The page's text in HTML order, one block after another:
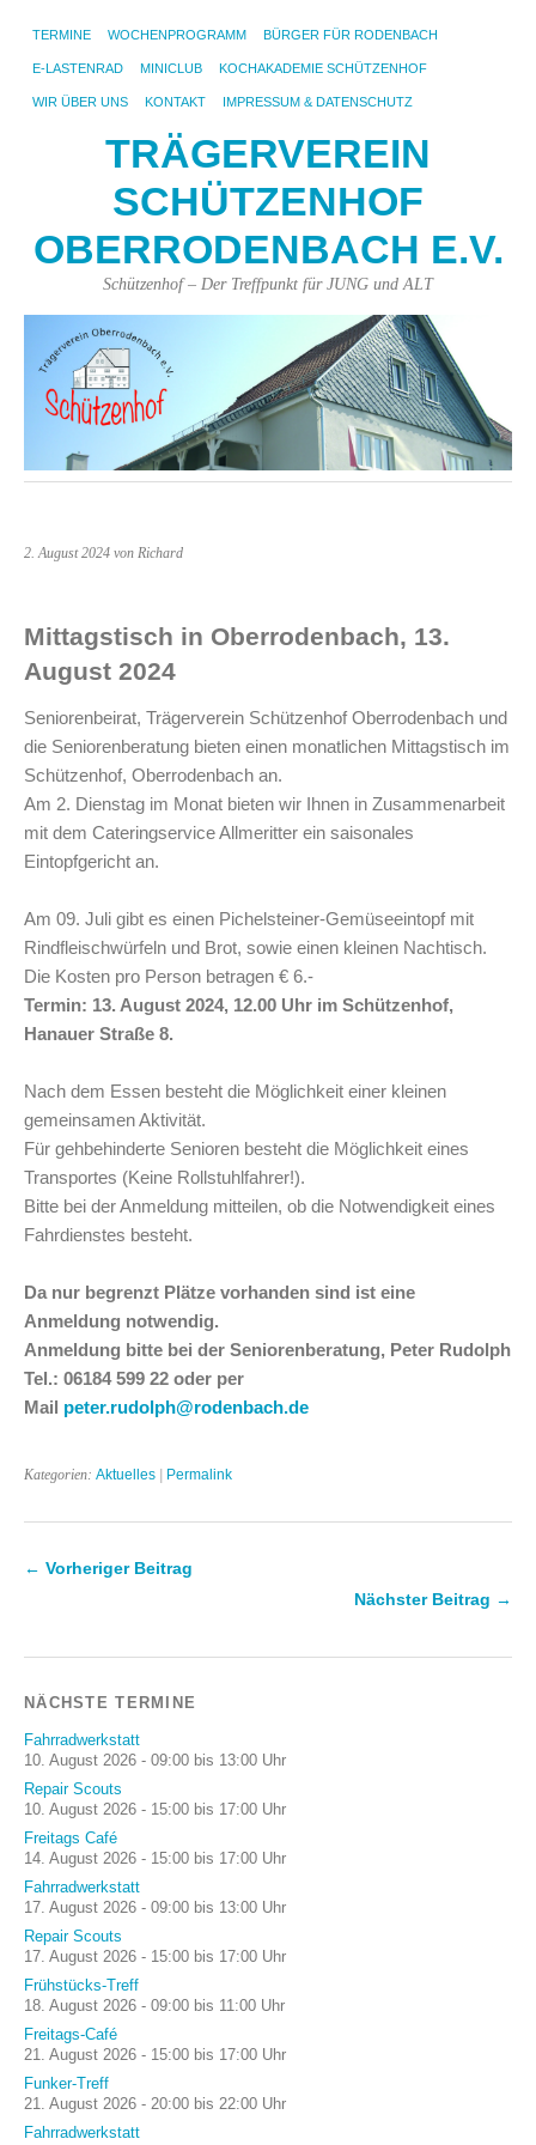
TERMINE WOCHENPROGRAMM BÜRGER FÜR RODENBACH
E-LASTENRAD MINICLUB KOCHAKADEMIE SCHÜTZENHOF
WIR ÜBER UNS KONTAKT IMPRESSUM & DATENSCHUTZ
TRÄGERVEREIN
SCHÜTZENHOF
OBERRODENBACH E.V.
Schützenhof – Der Treffpunkt für JUNG und ALT
2. August 2024 von Richard
Mittagstisch in Oberrodenbach, 13.
August 2024
Seniorenbeirat, Trägerverein Schützenhof Oberrodenbach und
die Seniorenberatung bieten einen monatlichen Mittagstisch im
Schützenhof, Oberrodenbach an.
Am 2. Dienstag im Monat bieten wir Ihnen in Zusammenarbeit
mit dem Cateringservice Allmeritter ein saisonales
Eintopfgericht an.
Am 09. Juli gibt es einen Pichelsteiner-Gemüseeintopf mit
Rindfleischwürfeln und Brot, sowie einen kleinen Nachtisch.
Die Kosten pro Person betragen € 6.-
Termin: 13. August 2024, 12.00 Uhr im Schützenhof,
Hanauer Straße 8.
Nach dem Essen besteht die Möglichkeit einer kleinen
gemeinsamen Aktivität.
Für gehbehinderte Senioren besteht die Möglichkeit eines
Transportes (Keine Rollstuhlfahrer!).
Bitte bei der Anmeldung mitteilen, ob die Notwendigkeit eines
Fahrdienstes besteht.
Da nur begrenzt Plätze vorhanden sind ist eine
Anmeldung notwendig.
Anmeldung bitte bei der Seniorenberatung, Peter Rudolph
Tel.: 06184 599 22 oder per
Mail peter.rudolph@rodenbach.de
Kategorien: Aktuelles | Permalink
← Vorheriger Beitrag
Nächster Beitrag →
NÄCHSTE TERMINE
Fahrradwerkstatt
10. August 2026 - 09:00 bis 13:00 Uhr
Repair Scouts
10. August 2026 - 15:00 bis 17:00 Uhr
Freitags Café
14. August 2026 - 15:00 bis 17:00 Uhr
Fahrradwerkstatt
17. August 2026 - 09:00 bis 13:00 Uhr
Repair Scouts
17. August 2026 - 15:00 bis 17:00 Uhr
Frühstücks-Treff
18. August 2026 - 09:00 bis 11:00 Uhr
Freitags-Café
21. August 2026 - 15:00 bis 17:00 Uhr
Funker-Treff
21. August 2026 - 20:00 bis 22:00 Uhr
Fahrradwerkstatt